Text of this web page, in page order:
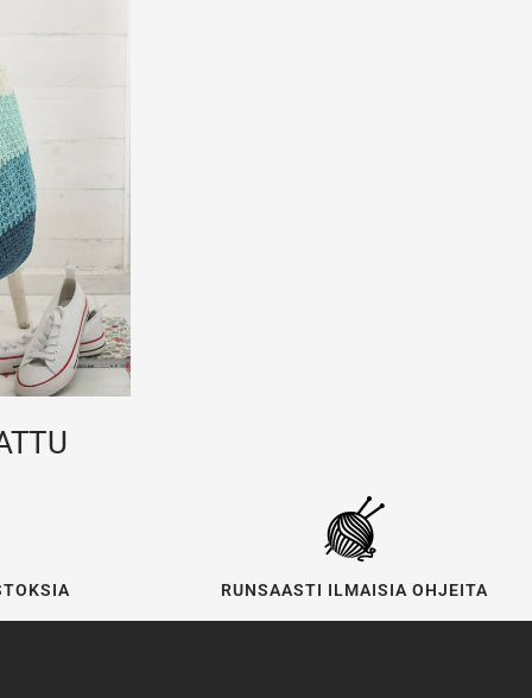
RUNSAASTI ILMAISIA OHJEITA